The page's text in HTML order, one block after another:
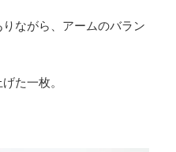
ながら、アームのバラン
た一枚。